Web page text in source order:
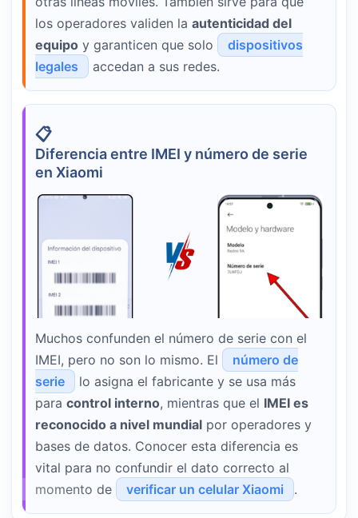
los operadores validen la autenticidad del
equipo y garanticen que solo
dispositivos
legales
accedan a sus redes.
Diferencia entre IMEI y número de serie
en Xiaomi
Muchos confunden el número de serie con el
IMEI, pero no son lo mismo. El
número de
serie
lo asigna el fabricante y se usa más
para control interno, mientras que el IMEI es
reconocido a nivel mundial por operadores y
bases de datos. Conocer esta diferencia es
vital para no confundir el dato correcto al
momento de
verificar un celular Xiaomi .